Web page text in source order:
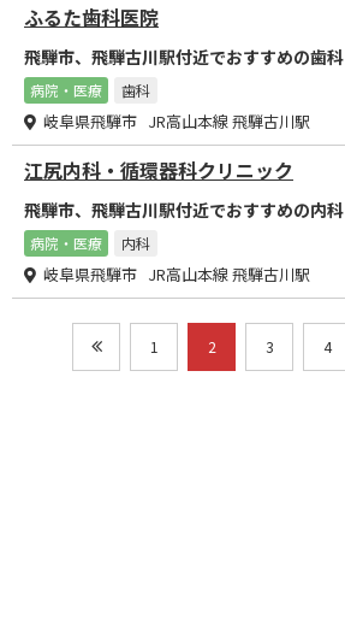
ふるた歯科医院
飛騨市、飛騨古川駅付近でおすすめの歯科
病院・医療 歯科
岐阜県飛騨市 JR高山本線 飛騨古川駅
江尻内科・循環器科クリニック
飛騨市、飛騨古川駅付近でおすすめの内科
病院・医療 内科
岐阜県飛騨市 JR高山本線 飛騨古川駅
1 2 3 4